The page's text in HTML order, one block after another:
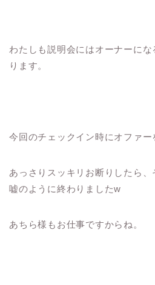
わたしも説明会にはオーナーに
ります。
今回のチェックイン時にオファ
あっさりスッキリお断りしたら
嘘のように終わりましたw
あちら様もお仕事ですからね。